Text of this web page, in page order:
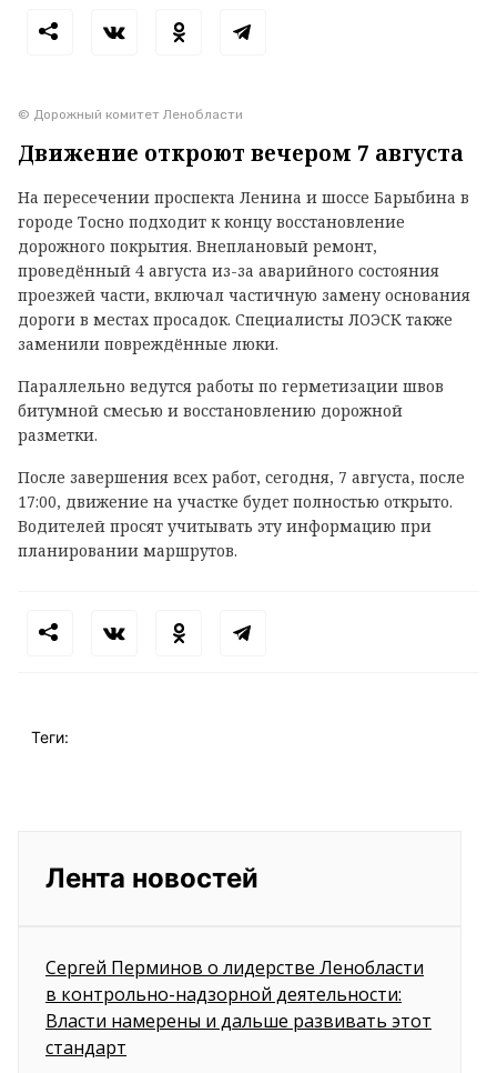
© Дорожный комитет Ленобласти
Движение откроют вечером 7 августа
На пересечении проспекта Ленина и шоссе Барыбина в
городе Тосно подходит к концу восстановление
дорожного покрытия. Внеплановый ремонт,
проведённый 4 августа из-за аварийного состояния
проезжей части, включал частичную замену основания
дороги в местах просадок. Специалисты ЛОЭСК также
заменили повреждённые люки.
Параллельно ведутся работы по герметизации швов
битумной смесью и восстановлению дорожной
разметки.
После завершения всех работ, сегодня, 7 августа, после
17:00, движение на участке будет полностью открыто.
Водителей просят учитывать эту информацию при
планировании маршрутов.
Теги:
Лента новостей
Сергей Перминов о лидерстве Ленобласти
в контрольно-надзорной деятельности:
Власти намерены и дальше развивать этот
стандарт